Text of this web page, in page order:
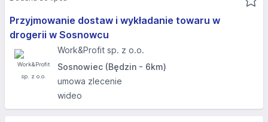
Przyjmowanie dostaw i wykładanie towaru w
drogerii w Sosnowcu
Work&Profit sp. z o.o.
Sosnowiec (Będzin - 6km)
umowa zlecenie
wideo